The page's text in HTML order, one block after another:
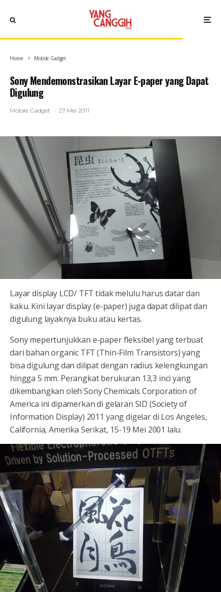
Home Mobile Gadget
Sony Mendemonstrasikan Layar E-paper yang Dapat
Digulung
Mobile Gadget · 27 Mei 2011
Layar display LCD/ TFT tidak melulu harus datar dan
kaku. Kini layar display (e-paper) juga dapat dilipat dan
digulung layaknya buku atau kertas.
Sony mepertunjukkan e-paper fleksibel yang terbuat
dari bahan organic TFT (Thin-Film Transistors) yang
bisa digulung dan dilipat dengan radius kelengkungan
hingga 5 mm. Perangkat berukuran 13,3 inci yang
dikembangkan oleh Sony Chemicals Corporation of
America ini dipamerkan di gelaran SID (Society of
Information Display) 2011 yang digelar di Los Angeles,
California, Amerika Serikat, 15-19 Mei 2001 lalu.